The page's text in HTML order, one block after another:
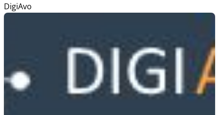
DigiAvo